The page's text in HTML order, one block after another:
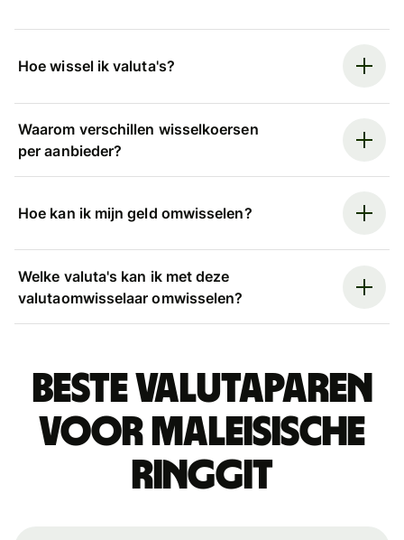
Hoe wissel ik valuta's?
Waarom verschillen wisselkoersen
per aanbieder?
Hoe kan ik mijn geld omwisselen?
Welke valuta's kan ik met deze
valutaomwisselaar omwisselen?
Beste valutaparen
voor Maleisische
ringgit